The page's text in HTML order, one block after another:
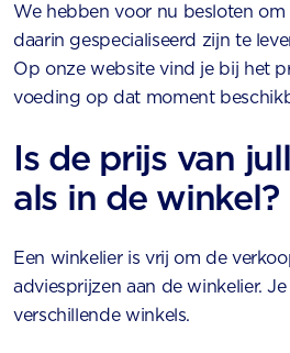
We hebben voor nu besloten
daarin gespecialiseerd zijn te
Op onze website vind je bij het
voeding op dat moment
Is de prijs van
als in de winkel?
Een winkelier is vrij om de
adviesprijzen aan de winkelier.
verschillende winkels.